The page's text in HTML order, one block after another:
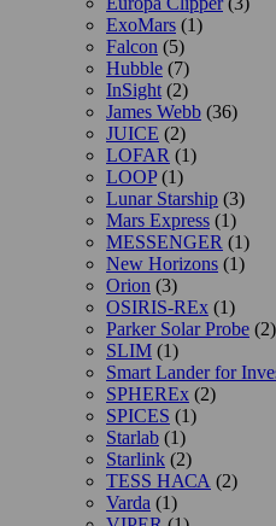
ExoMars (1)
Falcon (5)
Hubble (7)
InSight (2)
James Webb (36)
JUICE (2)
LOFAR (1)
LOOP(1)
Lunar Starship (3)
Mars Express (1)
MESSENGER (1)
New Horizons (1)
Orion (3)
OSIRIS-REx (1)
Parker Solar Probe (2)
SLIM (1)
Smart Lander for
SPHEREx (2)
SPICES (1)
Starlab (1)
Starlink (2)
TESS НАСА (2)
Varda (1)